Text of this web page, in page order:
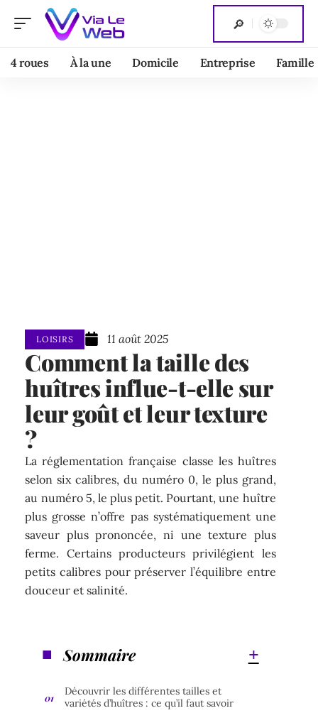
4 roues À la une Domicile Entreprise Famille
LOISIRS 11 août 2025
Comment la taille des
huîtres influe-t-elle sur
leur goût et leur texture
?
La réglementation française classe les huîtres
selon six calibres, du numéro 0, le plus grand,
au numéro 5, le plus petit. Pourtant, une huître
plus grosse n’offre pas systématiquement une
saveur plus prononcée, ni une texture plus
ferme. Certains producteurs privilégient les
petits calibres pour préserver l’équilibre entre
douceur et salinité.
Sommaire
Découvrir les différentes tailles et
variétés d’huîtres : ce qu’il faut savoir